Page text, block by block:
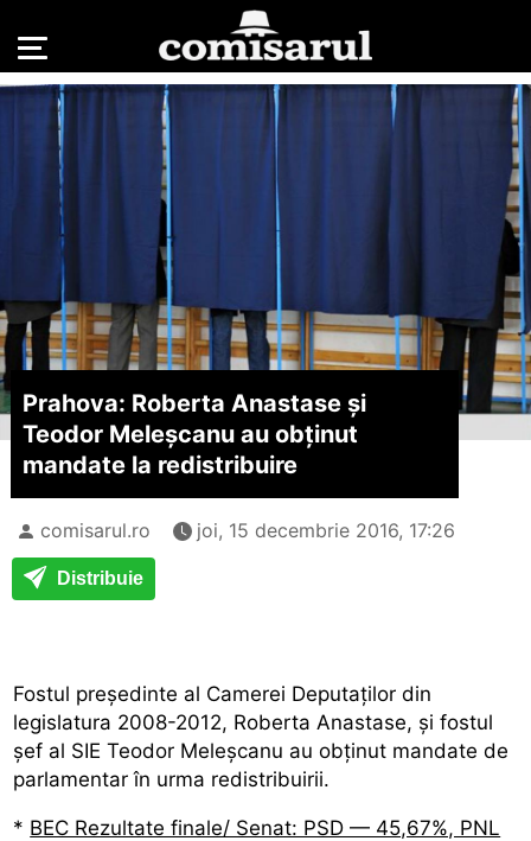
Prahova: Roberta Anastase și
Teodor Meleșcanu au obținut
mandate la redistribuire
comisarul.ro joi, 15 decembrie 2016, 17:26
Distribuie
Fostul președinte al Camerei Deputaților din
legislatura 2008-2012, Roberta Anastase, și fostul
șef al SIE Teodor Meleșcanu au obținut mandate de
parlamentar în urma redistribuirii.
* BEC Rezultate finale/ Senat: PSD — 45,67%, PNL